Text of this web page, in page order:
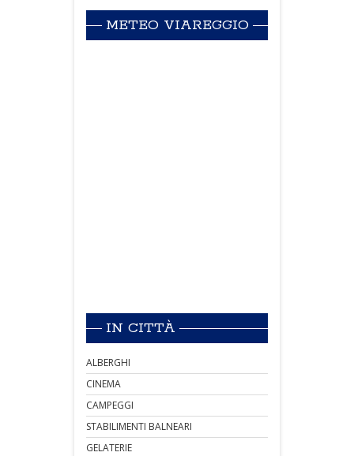
METEO VIAREGGIO
IN CITTÀ
ALBERGHI
CINEMA
CAMPEGGI
STABILIMENTI BALNEARI
GELATERIE